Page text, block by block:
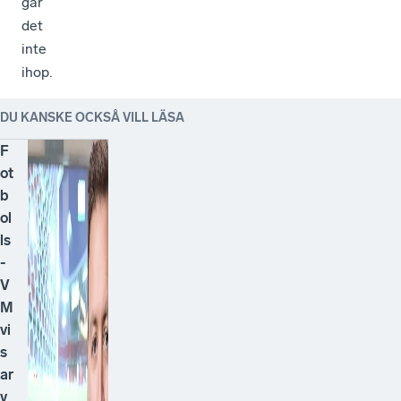
det
inte
ihop.
DU KANSKE OCKSÅ VILL LÄSA
F
ot
b
ol
ls
-
V
M
vi
s
ar
v